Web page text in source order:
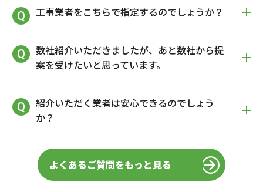
工事業者をこちらで指定するのでしょうか？
数社紹介いただきましたが、あと数社から提
案を受けたいと思っています。
紹介いただく業者は安心できるのでしょう
か？
よくあるご質問をもっと見る